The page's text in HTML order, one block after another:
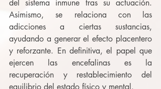
del sistema inmune tras su actuación.
Asimismo, se relaciona con las
adicciones a ciertas sustancias,
ayudando a generar el efecto placentero
y reforzante. En definitiva, el papel que
ejercen las encefalinas es la
recuperación y restablecimiento del
equilibrio del estado físico y mental.